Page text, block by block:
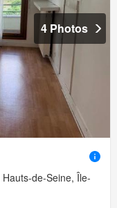
4 Photos
de-Seine, Île-